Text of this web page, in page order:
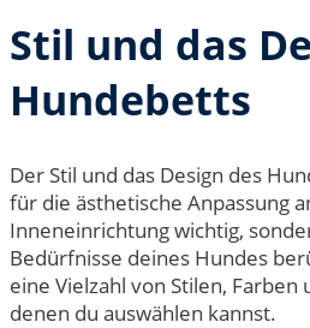
Stil und das
Hundebetts
Der Stil und das Design des
für die ästhetische Anpassung
Inneneinrichtung wichtig,
Bedürfnisse deines Hundes
eine Vielzahl von Stilen, Farben
denen du auswählen kannst.